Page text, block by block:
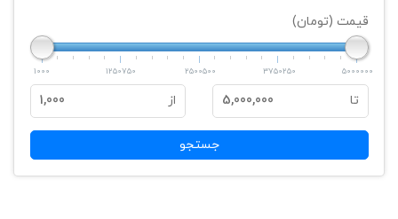
قیمت (تومان)
1000 1250750 2500500 3750250 5000000
تا 5,000,000 از 1,000
جستجو